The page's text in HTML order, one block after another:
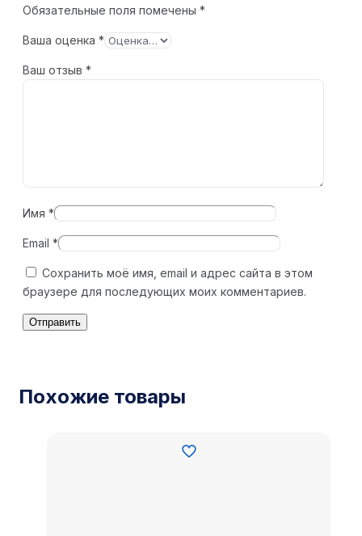
Обязательные поля помечены *
Ваша оценка *
Ваш отзыв *
Имя *
Email *
Сохранить моё имя, email и адрес сайта в этом
браузере для последующих моих комментариев.
Похожие товары